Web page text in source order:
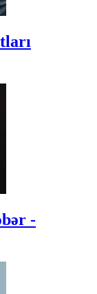
-